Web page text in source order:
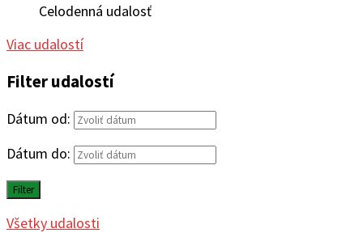
Celodenná udalosť
Viac udalostí
Filter udalostí
Dátum od:
Dátum do:
Filter
Všetky udalosti